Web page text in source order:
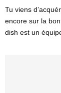
Tu viens
encore sur la
dish est un